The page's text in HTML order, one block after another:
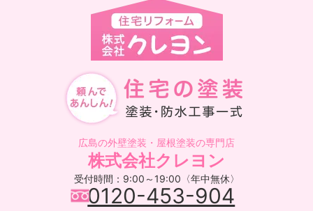
広島の外壁塗装・屋根塗装の専門店
株式会社クレヨン
受付時間：9:00～19:00〈年中無休〉
0120-453-904